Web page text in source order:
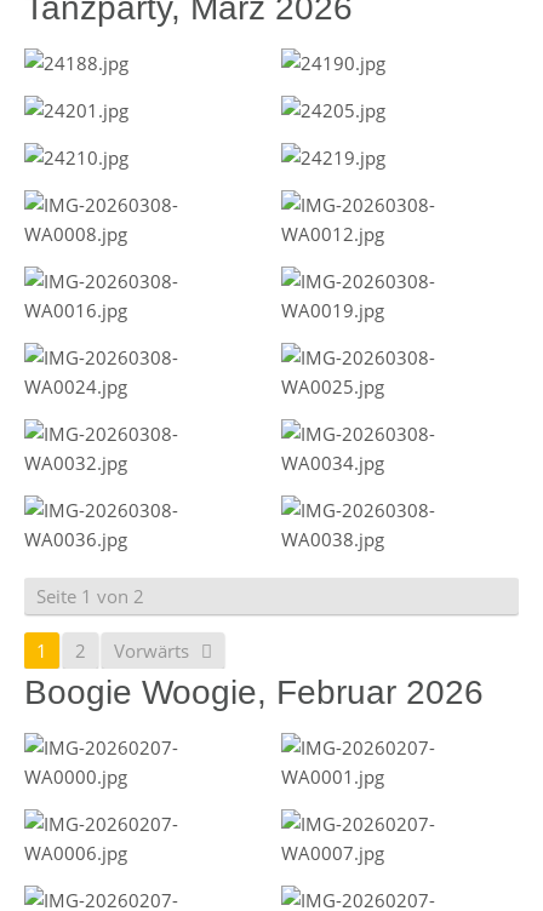
Tanzparty, März 2026
Seite 1 von 2
1 2 Vorwärts
Boogie Woogie, Februar 2026